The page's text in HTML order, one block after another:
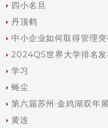
四小名旦
丹顶鹤
中小企业如何取得管理突
2024QS世界大学排名发
学习
蝇尘
第六届苏州·金鸡湖双年
黄连